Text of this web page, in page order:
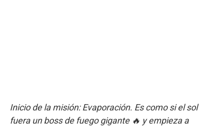
Inicio de la misión: Evaporación. Es como si el sol
fuera un boss de fuego gigante 🔥 y empieza a